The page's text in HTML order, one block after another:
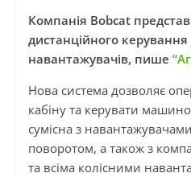
Компанія Bobcat
дистанційного
навантажувачів, пише
Нова система дозволяє
кабіну та керувати
сумісна з
поворотом, а також з
та всіма колісними